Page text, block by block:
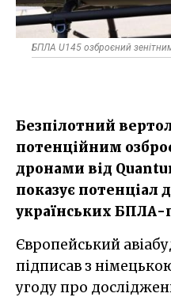
БПЛА U145 озброєний
Безпілотний
потенційним
дронами від
показує потенціал
українських
Європейський авіабудівний гігант Airbus
підписав з
угоду про